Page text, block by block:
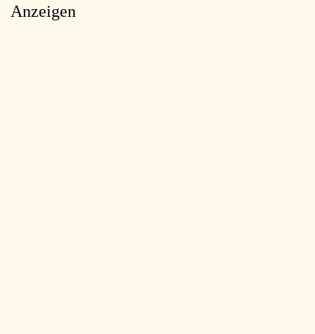
Anzeigen